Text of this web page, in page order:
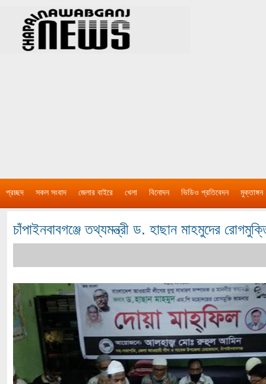
প্রচ্ছদ সকল সংবাদ জেলার বাইরে খেলা বিনোদন ভিডিও প্রতিবেদন মুক্তাঙ্গন
চাঁপাইনবাবগঞ্জে তথ্যমন্ত্রী ড. হাছান মাহমুদের